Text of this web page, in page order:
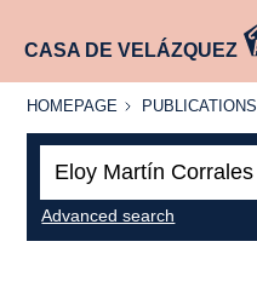
CASA DE VELÁZQUEZ
HOMEPAGE
HOMEPAGE PUBLICATIONS
PUBLICATIONS
Advanced search